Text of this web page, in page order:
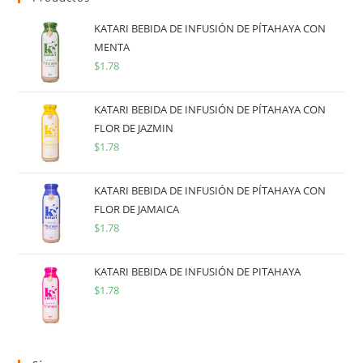
KATARI BEBIDA DE INFUSIÓN DE PÍTAHAYA CON
MENTA
$1.78
KATARI BEBIDA DE INFUSIÓN DE PÍTAHAYA CON
FLOR DE JAZMIN
$1.78
KATARI BEBIDA DE INFUSIÓN DE PÍTAHAYA CON
FLOR DE JAMAICA
$1.78
KATARI BEBIDA DE INFUSIÓN DE PITAHAYA
$1.78